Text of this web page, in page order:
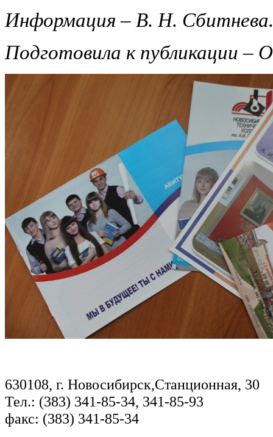
Информация – В. Н. Сбитнева.
Подготовила к публикации –
630108, г. Новосибирск,Станционная, 30
Тел.: (383) 341-85-34, 341-85-93
факс: (383) 341-85-34